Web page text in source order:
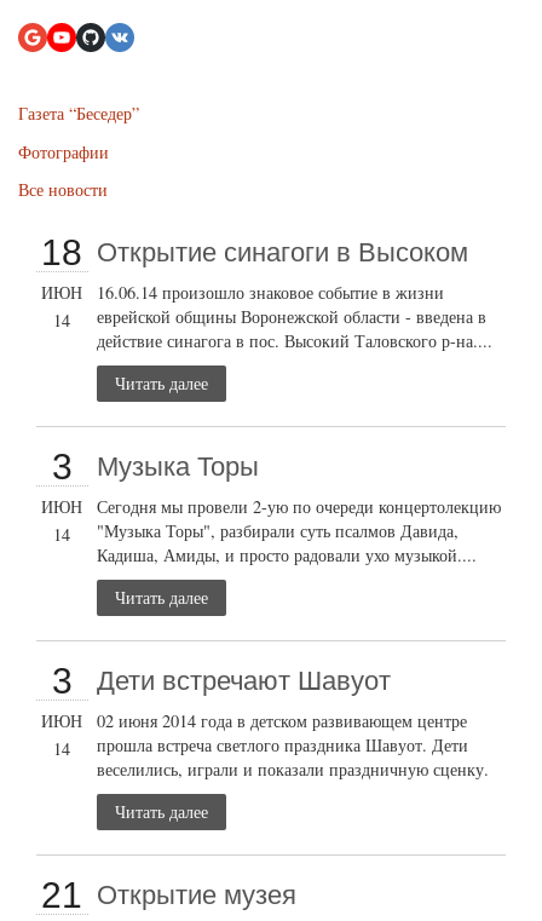
Газета “Беседер”
Фотографии
Все новости
18
ИЮН
14
Открытие cинагоги в Высоком
16.06.14 произошло знаковое событие в жизни
еврейской общины Воронежской области - введена в
действие синагога в пос. Высокий Таловского р-на....
Читать далее
3
ИЮН
14
Музыка Торы
Сегодня мы провели 2-ую по очереди концертолекцию
"Музыка Торы", разбирали суть псалмов Давида,
Кадиша, Амиды, и просто радовали ухо музыкой....
Читать далее
3
ИЮН
14
Дети встречают Шавуот
02 июня 2014 года в детском развивающем центре
прошла встреча светлого праздника Шавуот. Дети
веселились, играли и показали праздничную сценку.
Читать далее
21 Открытие музея